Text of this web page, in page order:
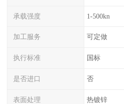
承载强度 1-500kn
加工服务 可定做
执行标准 国标
是否进口 否
表面处理 热镀锌